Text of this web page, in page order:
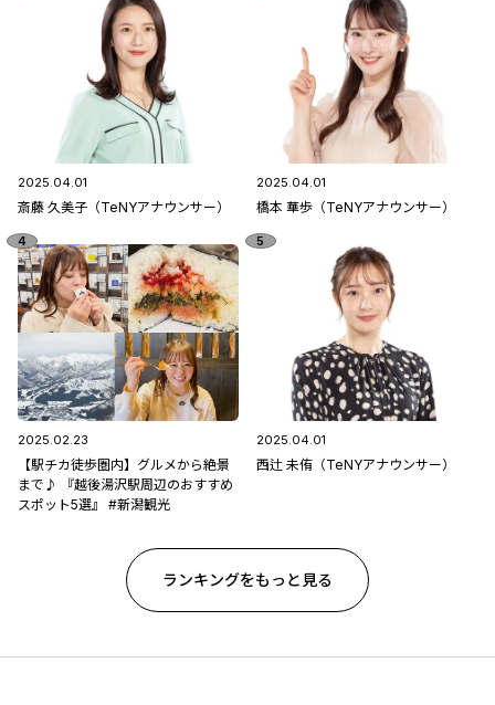
2025.04.01
斎藤 久美子（TeNYアナウンサー）
2025.04.01
橋本 華歩（TeNYアナウンサー）
2025.02.23
【駅チカ徒歩圏内】グルメから絶景
まで♪ 『越後湯沢駅周辺のおすすめ
スポット5選』 #新潟観光
2025.04.01
西辻 未侑（TeNYアナウンサー）
ランキングをもっと見る